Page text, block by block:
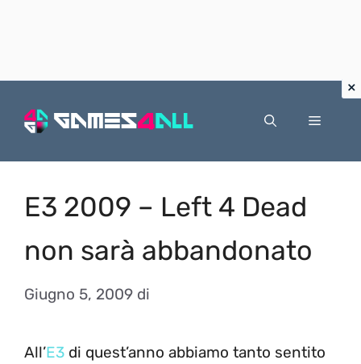
Menu
E3 2009 – Left 4 Dead
non sarà abbandonato
Giugno 5, 2009 di
All’E3 di quest’anno abbiamo tanto sentito